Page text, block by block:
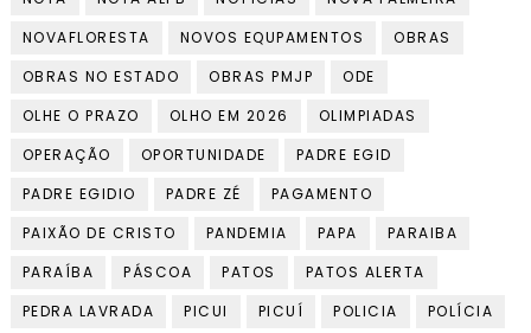
NOVAFLORESTA
NOVOS EQUPAMENTOS
OBRAS
OBRAS NO ESTADO
OBRAS PMJP
ODE
OLHE O PRAZO
OLHO EM 2026
OLIMPIADAS
OPERAÇÃO
OPORTUNIDADE
PADRE EGID
PADRE EGIDIO
PADRE ZÉ
PAGAMENTO
PAIXÃO DE CRISTO
PANDEMIA PAPA
PARAIBA
PARAÍBA
PÁSCOA PATOS
PATOS ALERTA
PEDRA LAVRADA
PICUI PICUÍ POLICIA
POLÍCIA